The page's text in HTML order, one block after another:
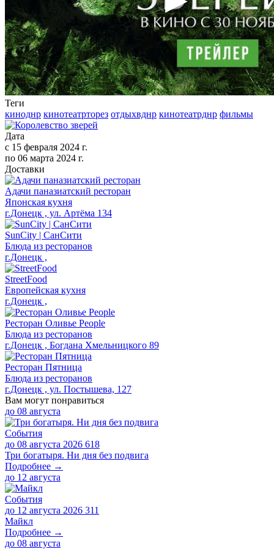
Теги
киноднр кинотеатрторез отдыхвднр кинотеатрднр фильмы
Дата
с 15 февраля 2024 г.
по 06 марта 2024 г.
Доставки
Адачи паназиатский ресторан
Японская кухня
г.Донецк , ул. Артёма 134
SunCity | СанСити
Блюда из ресторанов
г.Донецк ,
StreetFood
Европейская кухня
г.Донецк ,
Ресторан Оливье People
Блюда из ресторанов
г.Донецк , Богдана Хмельницкого 89
Ресторан Пятница
Блюда из ресторанов
г.Донецк , ул. Постышева, 127
Вам могут понравиться
до 08 августа
События
до 08 августа 2026 618
Три богатыря. Ни дня без подвига
Подробнее →
до 12 августа
События
до 12 августа 2026 311
Майкл
Подробнее →
до 08 августа